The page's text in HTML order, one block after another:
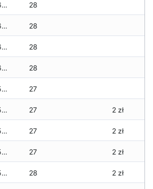
1,360 zł 28
1,360 zł 28
1,360 zł 28
1,360 zł 28
1,350 zł 27
1,350 zł 27 2 zł
1,350 zł 27 2 zł
1,350 zł 27 2 zł
1,350 zł 28 2 zł